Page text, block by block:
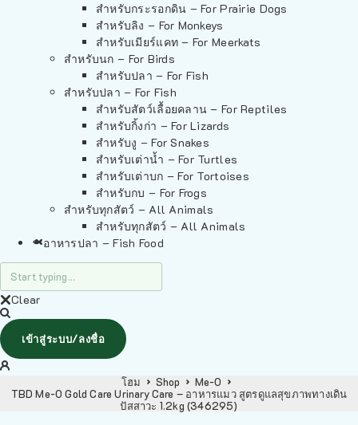
สำหรับกระรอกดิน – For Prairie Dogs
สำหรับลิง – For Monkeys
สำหรับเมียร์แคท – For Meerkats
สำหรับนก – For Birds
สำหรับปลา – For Fish
สำหรับปลา – For Fish
สำหรับสัตว์เลื้อยคลาน – For Reptiles
สำหรับกิ้งก่า – For Lizards
สำหรับงู – For Snakes
สำหรับเต่าน้ำ – For Turtles
สำหรับเต่าบก – For Tortoises
สำหรับกบ – For Frogs
สำหรับทุกสัตว์ – All Animals
สำหรับทุกสัตว์ – All Animals
อาหารปลา – Fish Food
Clear
เข้าสู่ระบบ/ลงชื่อ
โฮม Shop
Me-O
TBD Me-O Gold Care Urinary Care – อาหารแมว สูตรดูแลสุขภาพทางเดิน
ปัสสาวะ 1.2kg (346295)